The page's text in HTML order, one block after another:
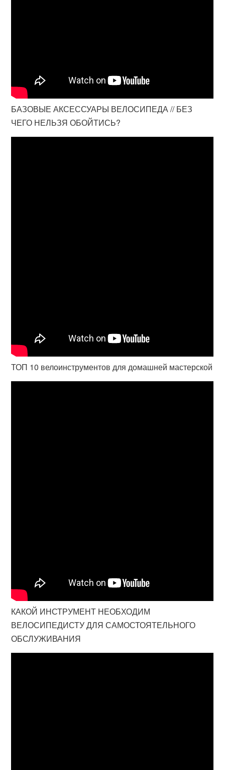
БАЗОВЫЕ АКСЕССУАРЫ ВЕЛОСИПЕДА // БЕЗ
ЧЕГО НЕЛЬЗЯ ОБОЙТИСЬ?
ТОП 10 велоинструментов для домашней мастерской
КАКОЙ ИНСТРУМЕНТ НЕОБХОДИМ
ВЕЛОСИПЕДИСТУ ДЛЯ САМОСТОЯТЕЛЬНОГО
ОБСЛУЖИВАНИЯ